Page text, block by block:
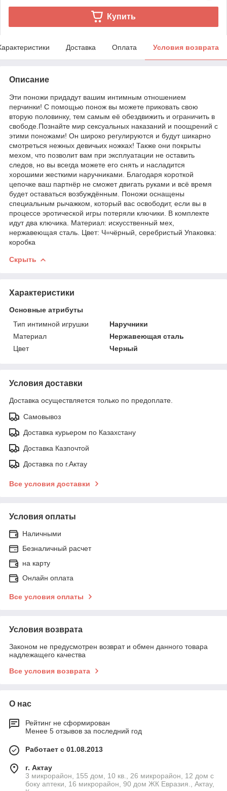
Купить
Доставка Оплата Условия возврата
Описание
Эти поножи придадут вашим интимным отношением
перчинки! С помощью понож вы можете приковать свою
вторую половинку, тем самым её обездвижить и ограничить в
свободе.Познайте мир сексуальных наказаний и поощрений с
этими поножами! Он широко регулируются и будут шикарно
смотреться нежных девичьих ножках! Также они покрыты
мехом, что позволит вам при эксплуатации не оставить
следов, но вы всегда можете его снять и насладится
хорошими жесткими наручниками. Благодаря короткой
цепочке ваш партнёр не сможет двигать руками и всё время
будет оставаться возбуждённым. Поножи оснащены
специальным рычажком, который вас освободит, если вы в
процессе эротической игры потеряли ключики. В комплекте
идут два ключика. Материал: искусственный мех,
нержавеющая сталь. Цвет: Ч=чёрный, серебристый Упаковка:
коробка
Скрыть
Характеристики
Основные атрибуты
Тип интимной игрушки
Наручники
Материал
Нержавеющая сталь
Цвет
Черный
Условия доставки
Доставка осуществляется только по предоплате.
Самовывоз
Доставка курьером по Казахстану
Доставка Казпочтой
Доставка по г.Актау
Все условия доставки
Условия оплаты
Наличными
Безналичный расчет
на карту
Онлайн оплата
Все условия оплаты
Условия возврата
Законом не предусмотрен возврат и обмен данного товара
надлежащего качества
Все условия возврата
О нас
Рейтинг не сформирован
Менее 5 отзывов за последний год
Работает с 01.08.2013
г. Актау
3 микрорайон, 155 дом, 10 кв., 26 микрорайон, 12 дом с
боку аптеки, 16 микрорайон, 90 дом ЖК Евразия., Актау,